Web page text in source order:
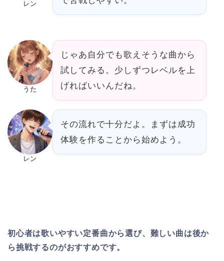
レン
うた
じゃあ自分でも歌えそうな曲から
試してみる。少しずつレベルを上
げればいいんだね。
レン
その流れで十分だよ。まずは成功
体験を作ることから始めよう。
初心者は歌いやすい定番曲から選び、難しい曲は後か
ら挑戦するのがおすすめです。